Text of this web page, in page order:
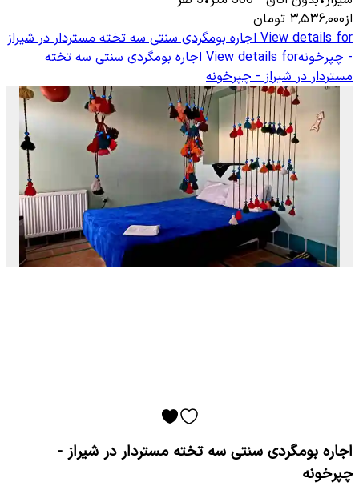
از۳٬۵۳۶٬۰۰۰ تومان
View details for اجاره بومگردی سنتی سه تخته مستردار در شیراز
- چپرخونهView details for اجاره بومگردی سنتی سه تخته
مستردار در شیراز - چپرخونه
اجاره بومگردی سنتی سه تخته مستردار در شیراز -
چپرخونه